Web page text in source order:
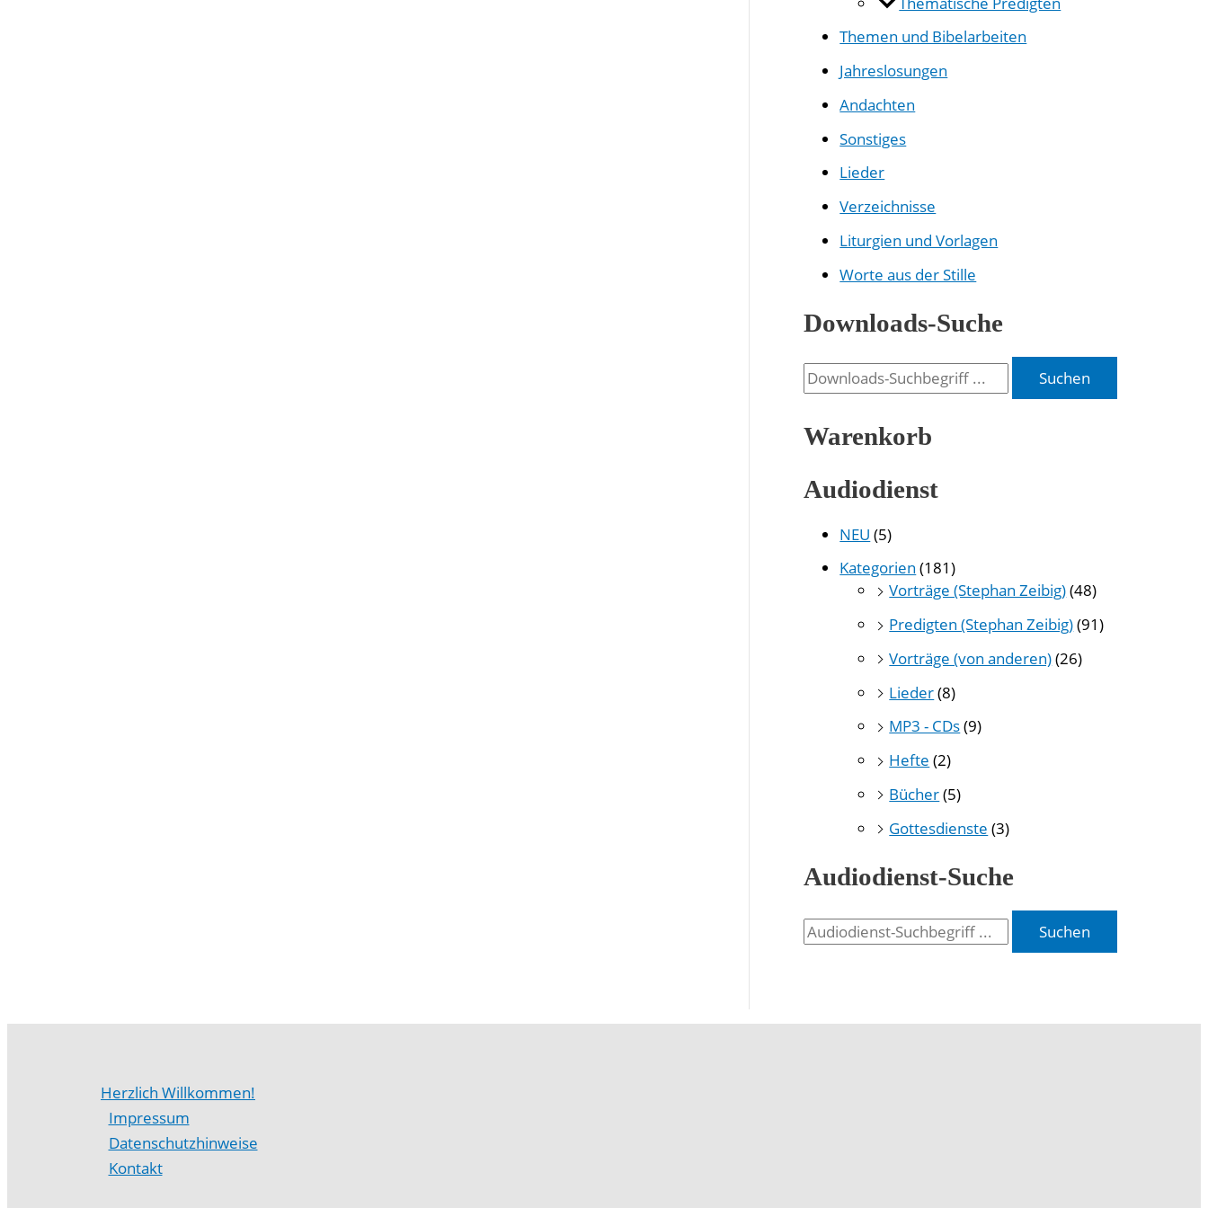
Themen und Bibelarbeiten
Jahreslosungen
Andachten
Sonstiges
Lieder
Verzeichnisse
Liturgien und Vorlagen
Worte aus der Stille
Downloads-Suche
Suchen
Warenkorb
Audiodienst
NEU (5)
Kategorien (181)
Vorträge (Stephan Zeibig)(48)
Predigten (Stephan Zeibig)(91)
Vorträge (von anderen)(26)
Lieder(8)
MP3 - CDs(9)
Hefte (2)
Bücher(5)
Gottesdienste (3)
Audiodienst-Suche
Suchen
Herzlich Willkommen!
Impressum
Datenschutzhinweise
Kontakt